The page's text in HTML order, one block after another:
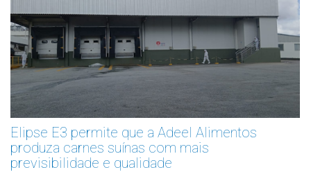
Elipse E3 permite que a Adeel Alimentos
produza carnes suínas com mais
previsibilidade e qualidade